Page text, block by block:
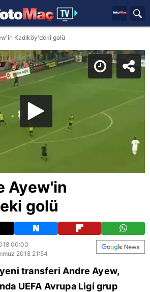
Kadıköy'deki golü
Ayew'in
golü
00:00
2018 21:54
transferi Andre Ayew,
UEFA Avrupa Ligi grup